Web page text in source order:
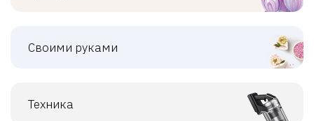
Своими руками
Техника